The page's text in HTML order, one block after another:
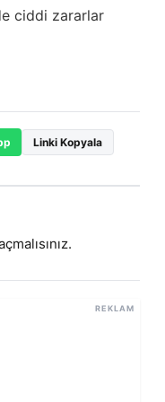
ciddi zararlar
Linki Kopyala
.
REKLAM